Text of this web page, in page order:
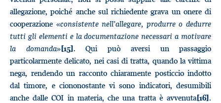
allegazione, poiché anche sul richiedente grava un onere di
cooperazione «consistente nell’allegare, produrre o dedurre
tutti gli elementi e la documentazione necessari a motivare
la domanda»[15]. Qui può aversi un passaggio
particolarmente delicato, nei casi di tratta, quando la vittima
nega, rendendo un racconto chiaramente posticcio indotto
dal timore, e ciononostante vi sono indicatori, desumibili
anche dalle COI in materia, che una tratta è avvenuta[16].